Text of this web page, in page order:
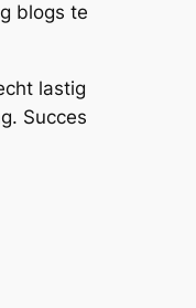
blogs te
lastig
Succes